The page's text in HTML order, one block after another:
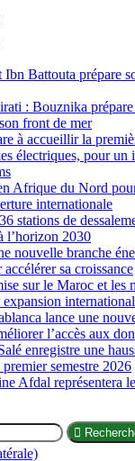
Ibn Battouta prépare
: Bouznika
front de mer
à accueillir la
électriques, pour un
Afrique du Nord
internationale
stations de
l’horizon 2030
nouvelle branche
sa croissance
sur le Maroc et les
lance une
l’accès aux
enregistre une
semestre 2026
Afdal représentera